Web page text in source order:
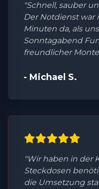
"Schnell, sauber
Der Notdienst war
Minuten da, als
Sonntagabend
freundlicher
- Michael S.
"Wir haben in der
Steckdosen
die Umsetzung